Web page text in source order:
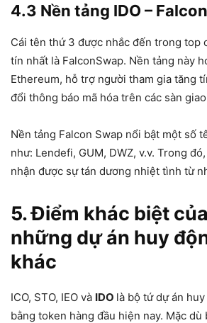
4.3 Nền tảng IDO –
Cái tên thứ 3 được nhắc đến trong top
tín nhất là FalconSwap. Nền tảng này
Ethereum, hỗ trợ người tham gia tăng
đổi thông báo mã hóa trên các sàn
Nền tảng Falcon Swap nổi bật một số
như: Lendefi, GUM, DWZ, v.v. Trong
nhận được sự tán dương nhiệt tình từ
5. Điểm khác biệt
những dự án huy
khác
ICO, STO, IEO và IDO là bộ tứ dự án
bằng token hàng đầu hiện nay. Mặc dù